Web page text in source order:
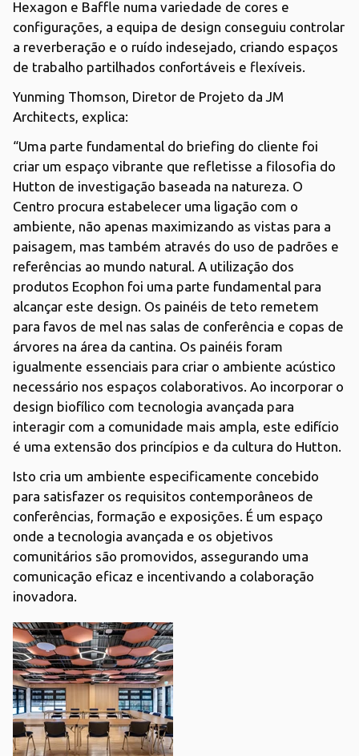
Hexagon e Baffle numa variedade de cores e
configurações, a equipa de design conseguiu controlar
a reverberação e o ruído indesejado, criando espaços
de trabalho partilhados confortáveis e flexíveis.
Yunming Thomson, Diretor de Projeto da JM
Architects, explica:
“Uma parte fundamental do briefing do cliente foi
criar um espaço vibrante que refletisse a filosofia do
Hutton de investigação baseada na natureza. O
Centro procura estabelecer uma ligação com o
ambiente, não apenas maximizando as vistas para a
paisagem, mas também através do uso de padrões e
referências ao mundo natural. A utilização dos
produtos Ecophon foi uma parte fundamental para
alcançar este design. Os painéis de teto remetem
para favos de mel nas salas de conferência e copas de
árvores na área da cantina. Os painéis foram
igualmente essenciais para criar o ambiente acústico
necessário nos espaços colaborativos. Ao incorporar o
design biofílico com tecnologia avançada para
interagir com a comunidade mais ampla, este edifício
é uma extensão dos princípios e da cultura do Hutton.
Isto cria um ambiente especificamente concebido
para satisfazer os requisitos contemporâneos de
conferências, formação e exposições. É um espaço
onde a tecnologia avançada e os objetivos
comunitários são promovidos, assegurando uma
comunicação eficaz e incentivando a colaboração
inovadora.